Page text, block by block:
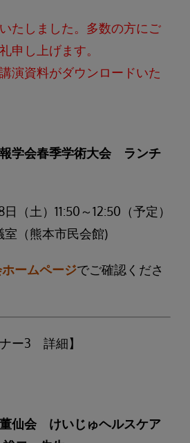
たしました。多数の方にご
申し上げます。
演資料がダウンロードいた
学会春季学術大会 ランチ
（土）11:50～12:50（予定）
室（熊本市民会館)
ームページでご確認くださ
ー3 詳細】
仙会 けいじゅヘルスケア